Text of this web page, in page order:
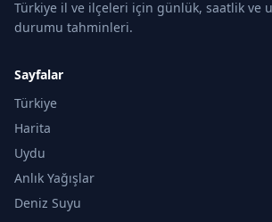
Türkiye il ve ilçeleri için günlük, saatlik ve
durumu tahminleri.
Sayfalar
Türkiye
Harita
Uydu
Anlık Yağışlar
Deniz Suyu